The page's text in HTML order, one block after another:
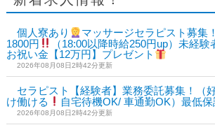
個人寮あり
マッサージセラピスト募集
1800円
（18:00以降時給250円up）未経験
お祝い金【12万円】プレゼント
2026年08月08日2時42分更新
セラピスト【経験者】業務委託募集！（
け働ける
自宅待機OK/ 車通勤OK）最低保
2026年08月08日2時42分更新